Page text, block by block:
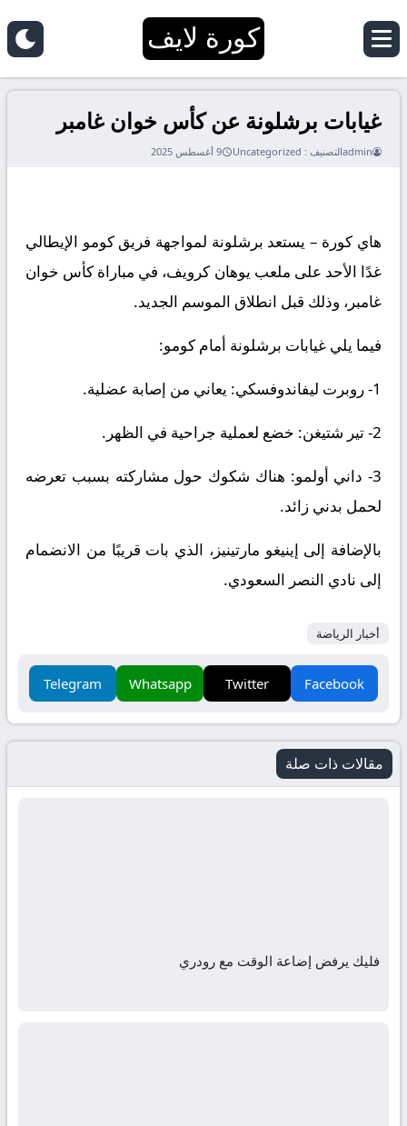
كورة لايف
غيابات برشلونة عن كأس خوان غامبر
adminالتصنيف : Uncategorized 9 أغسطس 2025
هاي كورة – يستعد برشلونة لمواجهة فريق كومو الإيطالي
غدًا الأحد على ملعب يوهان كرويف، في مباراة كأس خوان
غامبر، وذلك قبل انطلاق الموسم الجديد.
فيما يلي غيابات برشلونة أمام كومو:
1- روبرت ليفاندوفسكي: يعاني من إصابة عضلية.
2- تير شتيغن: خضع لعملية جراحية في الظهر.
3- داني أولمو: هناك شكوك حول مشاركته بسبب تعرضه
لحمل بدني زائد.
بالإضافة إلى إينيغو مارتينيز، الذي بات قريبًا من الانضمام
إلى نادي النصر السعودي.
أخبار الرياضة
Facebook
Twitter
Whatsapp
Telegram
مقالات ذات صلة
فليك يرفض إضاعة الوقت مع رودري